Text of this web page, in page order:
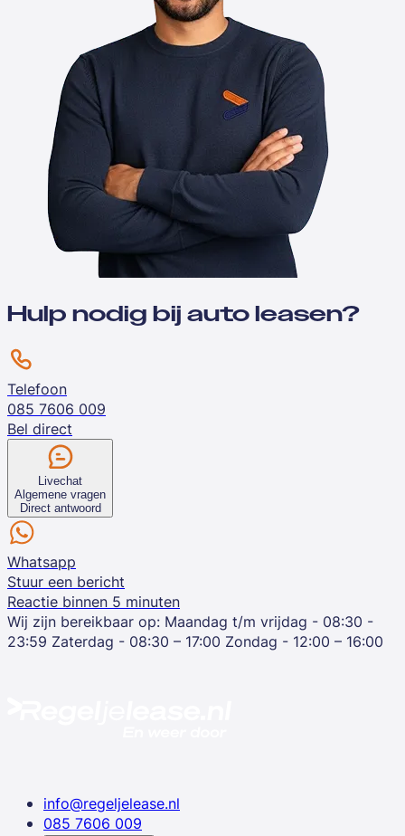
Hulp nodig bij auto leasen?
Telefoon
085 7606 009
Bel direct
Livechat
Algemene vragen
Direct antwoord
Whatsapp
Stuur een bericht
Reactie binnen 5 minuten
Wij zijn bereikbaar op: Maandag t/m vrijdag - 08:30 -
23:59 Zaterdag - 08:30 – 17:00 Zondag - 12:00 – 16:00
info@regeljelease.nl
085 7606 009